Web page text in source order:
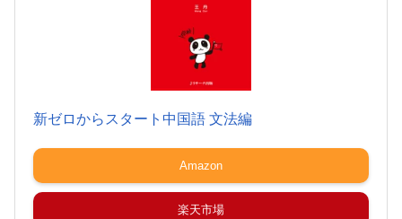
新ゼロからスタート中国語 文法編
Amazon
楽天市場